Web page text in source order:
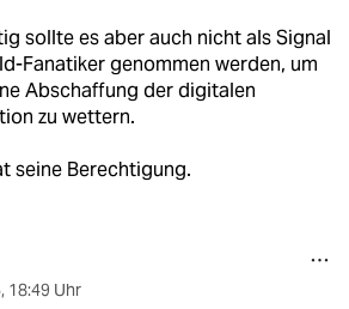
sollte es aber auch nicht als Signal
Fanatiker genommen werden, um
Abschaffung der digitalen
zu wettern.
seine Berechtigung.
, 18:49 Uhr